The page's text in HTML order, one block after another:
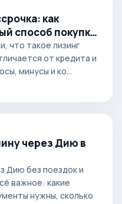
как
способ покупки
что такое лизинг
от кредита и
минусы и ко...
через Дию в
Дию без поездок и
важное: какие
нужны, сколько